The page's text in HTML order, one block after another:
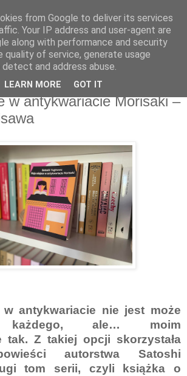
na widelcu
recenzje, inspiracje, konkursy.
2023
w antykwariacie Morisaki –
w antykwariacie nie jest może
każdego, ale… moim
tak. Z takiej opcji skorzystała
autorstwa Satoshi
tom serii, czyli książka o
from Google to deliver its services
Your IP address and user-agent are
along with performance and security
quality of service, generate usage
and address abuse.
LEARN MORE GOT IT